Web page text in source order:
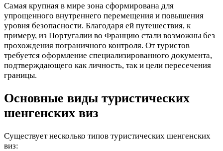
Самая крупная в мире зона сформирована для
упрощенного внутреннего перемещения и повышения
уровня безопасности. Благодаря ей путешествия, к
примеру, из Португалии во Францию стали возможны без
прохождения пограничного контроля. От туристов
требуется оформление специализированного документа,
подтверждающего как личность, так и цели пересечения
границы.
Основные виды туристических
шенгенских виз
Существует несколько типов туристических шенгенских
виз: